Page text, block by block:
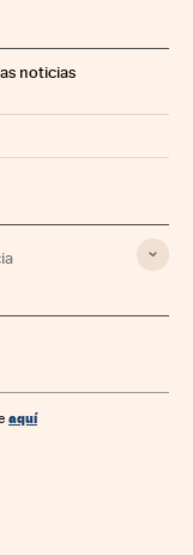
noticias
aquí